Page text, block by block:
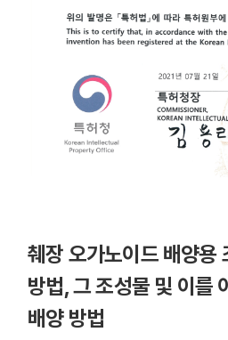
췌장 오가노이드 배양용
방법, 그 조성물 및 이를
배양 방법